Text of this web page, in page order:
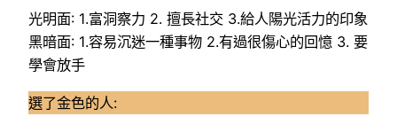
光明面: 1.富洞察力 2. 擅長社交 3.給人陽光活力的印象
黑暗面: 1.容易沉迷一種事物 2.有過很傷心的回憶 3. 要
學會放手
選了金色的人: